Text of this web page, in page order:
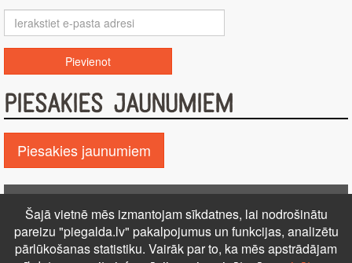
PIESAKIES JAUNUMIEM
Piesakies jaunumiem
Kontakti Reklāma Par mums
Autortiesības
PRIVĀTUMA POLITIKA
NOTEIKUMI – DISTANCES
Šajā vietnē mēs izmantojam sīkdatnes, lai nodrošinātu
pareizu "piegalda.lv" pakalpojumus un funkcijas, analizētu
pārlūkošanas statistiku. Vairāk par to, ka mēs apstrādājam